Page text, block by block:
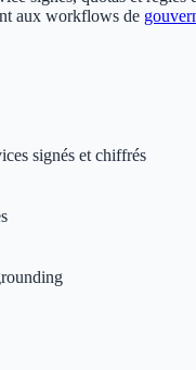
aux workflows de
signés et chiffrés